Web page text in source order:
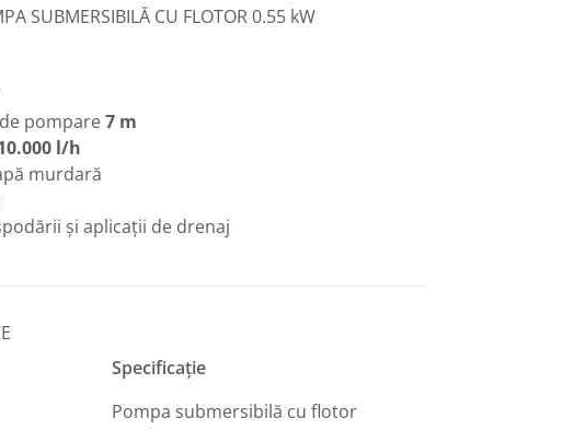
SUBMERSIBILĂ CU FLOTOR 0.55 kW
pompare7 m
l/h
murdară
și aplicații de drenaj
Specificație
Pompa submersibilă cu flotor